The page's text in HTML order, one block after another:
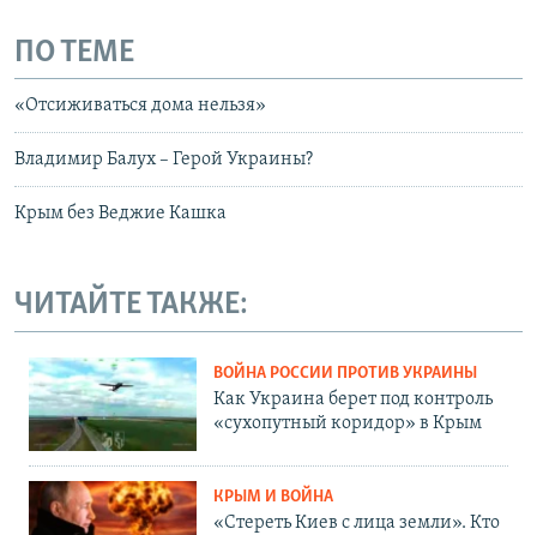
ПО ТЕМЕ
«Отсиживаться дома нельзя»
Владимир Балух – Герой Украины?
Крым без Веджие Кашка
ЧИТАЙТЕ ТАКЖЕ:
ВОЙНА РОССИИ ПРОТИВ УКРАИНЫ
Как Украина берет под контроль
«сухопутный коридор» в Крым
КРЫМ И ВОЙНА
«Стереть Киев с лица земли». Кто